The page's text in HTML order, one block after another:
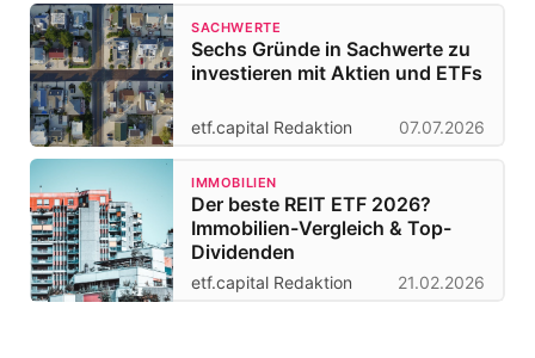
SACHWERTE
Sechs Gründe in Sachwerte zu
investieren mit Aktien und ETFs
etf.capital Redaktion 07.07.2026
IMMOBILIEN
Der beste REIT ETF 2026?
Immobilien-Vergleich & Top-
Dividenden
etf.capital Redaktion 21.02.2026